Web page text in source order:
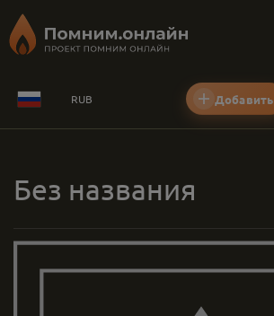
RUB Добавить
Без названия